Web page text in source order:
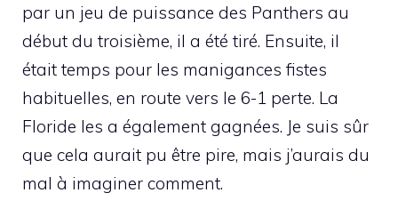
par un jeu de puissance des Panthers au
début du troisième, il a été tiré. Ensuite, il
était temps pour les manigances fistes
habituelles, en route vers le 6-1 perte. La
Floride les a également gagnées. Je suis sûr
que cela aurait pu être pire, mais j’aurais du
mal à imaginer comment.